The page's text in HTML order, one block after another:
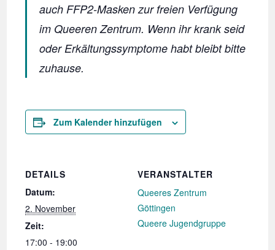
auch FFP2-Masken zur freien Verfügung
im Queeren Zentrum. Wenn ihr krank seid
oder Erkältungssymptome habt bleibt bitte
zuhause.
Zum Kalender hinzufügen
DETAILS
Datum:
2. November
Zeit:
17:00 - 19:00
VERANSTALTER
Queeres Zentrum
Göttingen
Queere Jugendgruppe